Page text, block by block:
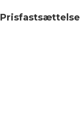
Prisfastsættelse